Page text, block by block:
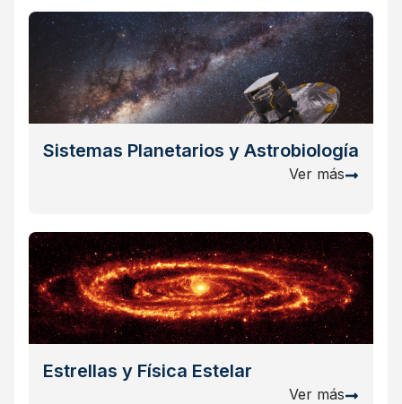
Sistemas Planetarios y Astrobiología
Ver más
Estrellas y Física Estelar
Ver más